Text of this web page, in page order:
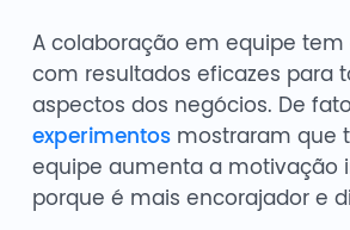
A colaboração em equipe
com resultados eficazes para
aspectos dos negócios. De
experimentosmostraram que
equipe aumenta a motivação
porque é mais encorajador e